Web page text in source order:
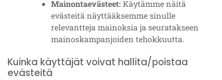
Mainontaevästeet: Käytämme näitä
evästeitä näyttääksemme sinulle
relevantteja mainoksia ja seuratakseen
mainoskampanjoiden tehokkuutta.
Kuinka käyttäjät voivat hallita/poistaa
evästeitä